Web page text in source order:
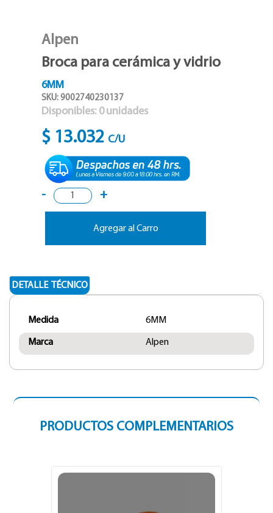
Alpen
Broca para cerámica y vidrio
6MM
SKU: 9002740230137
Disponibles: 0unidades
$ 13.032 C/U
- +
Agregar al Carro
DETALLE TÉCNICO
Medida 6MM
Marca Alpen
PRODUCTOS COMPLEMENTARIOS